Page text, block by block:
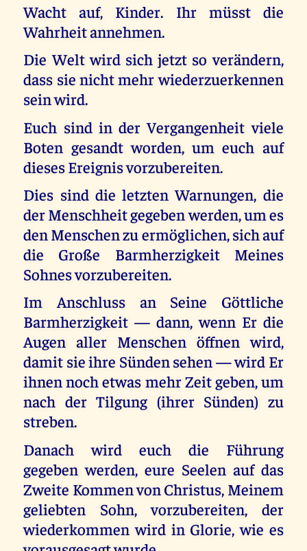
Wacht auf, Kinder. Ihr müsst die
Wahrheit annehmen.
Die Welt wird sich jetzt so verändern,
dass sie nicht mehr wiederzuerkennen
sein wird.
Euch sind in der Vergangenheit viele
Boten gesandt worden, um euch auf
dieses Ereignis vorzubereiten.
Dies sind die letzten Warnungen, die
der Menschheit gegeben werden, um es
den Menschen zu ermöglichen, sich auf
die Große Barmherzigkeit Meines
Sohnes vorzubereiten.
Im Anschluss an Seine Göttliche
Barmherzigkeit — dann, wenn Er die
Augen aller Menschen öffnen wird,
damit sie ihre Sünden sehen — wird Er
ihnen noch etwas mehr Zeit geben, um
nach der Tilgung (ihrer Sünden) zu
streben.
Danach wird euch die Führung
gegeben werden, eure Seelen auf das
Zweite Kommen von Christus, Meinem
geliebten Sohn, vorzubereiten, der
wiederkommen wird in Glorie, wie es